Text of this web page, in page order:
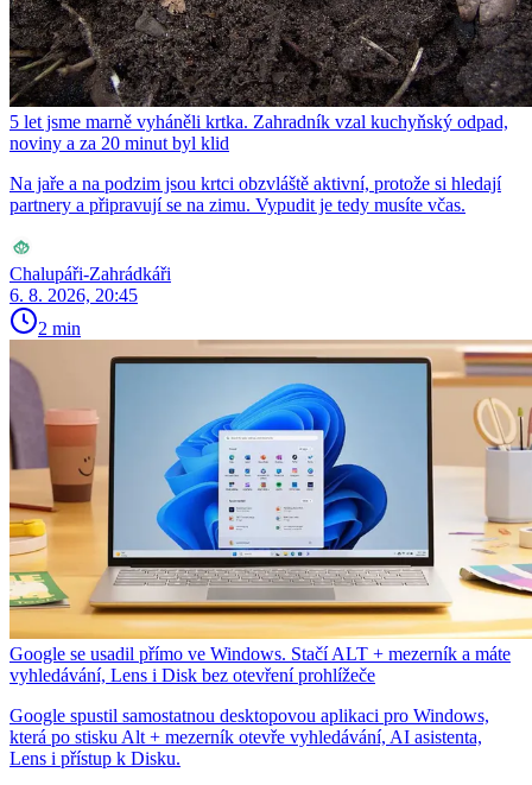
5 let jsme marně vyháněli krtka. Zahradník vzal kuchyňský odpad,
noviny a za 20 minut byl klid
Na jaře a na podzim jsou krtci obzvláště aktivní, protože si hledají
partnery a připravují se na zimu. Vypudit je tedy musíte včas.
Chalupáři-Zahrádkáři
6. 8. 2026, 20:45
2 min
Google se usadil přímo ve Windows. Stačí ALT + mezerník a máte
vyhledávání, Lens i Disk bez otevření prohlížeče
Google spustil samostatnou desktopovou aplikaci pro Windows,
která po stisku Alt + mezerník otevře vyhledávání, AI asistenta,
Lens i přístup k Disku.